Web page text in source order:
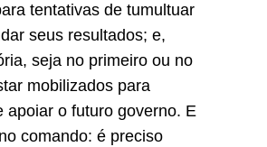
tentativas de tumultuar
seus resultados; e,
seja no primeiro ou no
mobilizados para
apoiar o futuro governo. E
comando: é preciso